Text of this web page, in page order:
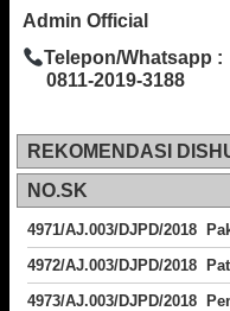
Admin Official
Telepon/Whatsapp :
0811-2019-3188
REKOMENDASI
NO.SK
4971/AJ.003/DJPD/2018
4972/AJ.003/DJPD/2018
4973/AJ.003/DJPD/2018